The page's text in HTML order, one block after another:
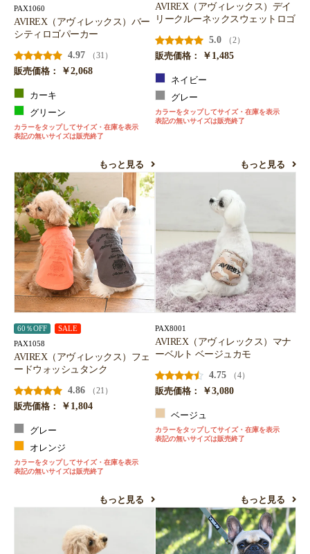
PAX1060
AVIREX（アヴィレックス）バー
シティロゴパーカー
4.97
（31）
販売価格：
￥2,068
カーキ
グリーン
カラーをタップしてサイズ・在庫を表示
表記の無いサイズは販売終了
もっと見る
AVIREX（アヴィレックス）デイ
リークルーネックスウェットロゴ
5.0
（2）
販売価格：
￥1,485
ネイビー
グレー
カラーをタップしてサイズ・在庫を表示
表記の無いサイズは販売終了
もっと見る
60％OFF SALE
PAX1058
AVIREX（アヴィレックス）フェ
ードウォッシュタンク
4.86
（21）
販売価格：
￥1,804
グレー
オレンジ
カラーをタップしてサイズ・在庫を表示
表記の無いサイズは販売終了
もっと見る
PAX8001
AVIREX（アヴィレックス）マナ
ーベルト ベージュカモ
4.75
（4）
販売価格：
￥3,080
ベージュ
カラーをタップしてサイズ・在庫を表示
表記の無いサイズは販売終了
もっと見る